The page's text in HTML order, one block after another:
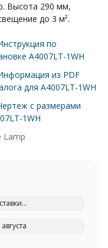
Высота 290 мм,
до 3 м².
по
A4007LT-1WH
из PDF
для A4007LT-1WH
с размерами
1WH
Lamp